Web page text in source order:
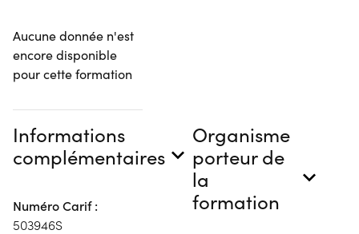
Aucune donnée n'est
encore disponible
pour cette formation
Informations
complémentaires
Numéro Carif :
503946S
Organisme
porteur de
la
formation